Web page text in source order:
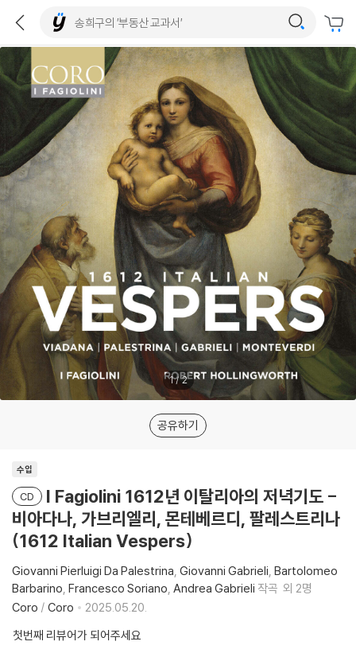
1/2
공유하기
수입
CD
I Fagiolini 1612년 이탈리아의 저녁기도 -
비아다나, 가브리엘리, 몬테베르디, 팔레스트리나
(1612 Italian Vespers)
Giovanni Pierluigi Da Palestrina Giovanni Gabrieli Bartolomeo
Barbarino Francesco Soriano Andrea Gabrieli 작곡 외 2명
Coro / Coro
2025.05.20.
첫번째 리뷰어가 되어주세요